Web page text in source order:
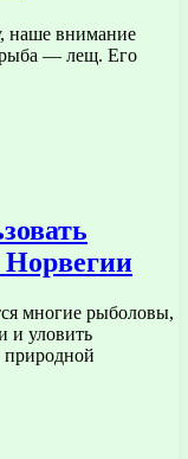
наше внимание
рыба — лещ. Его
Норвегии
многие рыболовы,
и уловить